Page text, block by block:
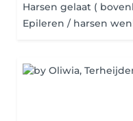
Harsen gelaat (
Epileren / harsen